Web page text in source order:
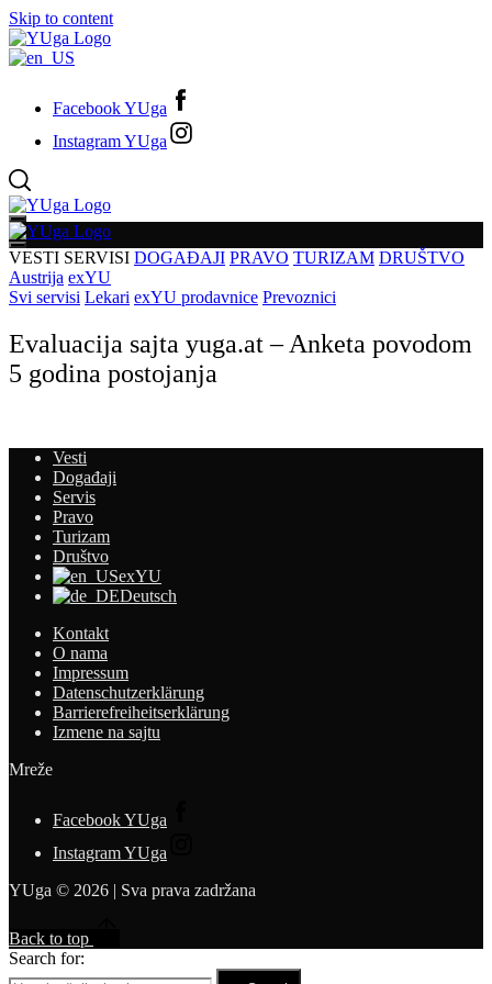
Skip to content
Facebook YUga
Instagram YUga
VESTI SERVISI DOGAĐAJI PRAVO TURIZAM DRUŠTVO
Austrija exYU
Svi servisi Lekari exYU prodavnice Prevoznici
Evaluacija sajta yuga.at – Anketa povodom
5 godina postojanja
Vesti
Događaji
Servis
Pravo
Turizam
Društvo
exYU
Deutsch
Kontakt
O nama
Impressum
Datenschutzerklärung
Barrierefreiheitserklärung
Izmene na sajtu
Mreže
Facebook YUga
Instagram YUga
YUga © 2026 | Sva prava zadržana
Back to top
Search for: